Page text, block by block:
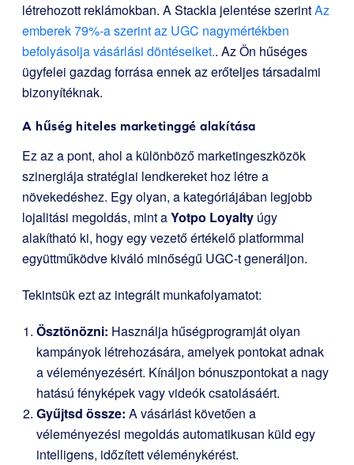
létrehozott reklámokban. A Stackla jelentése szerintAz
emberek 79%-a szerint az UGC nagymértékben
befolyásolja vásárlási döntéseiket.. Az Ön hűséges
ügyfelei gazdag forrása ennek az erőteljes társadalmi
bizonyítéknak.
A hűség hiteles marketinggé alakítása
Ez az a pont, ahol a különböző marketingeszközök
szinergiája stratégiai lendkereket hoz létre a
növekedéshez. Egy olyan, a kategóriájában legjobb
lojalitási megoldás, mint aYotpo Loyalty úgy
alakítható ki, hogy egy vezető értékelő platformmal
együttműködve kiváló minőségű UGC-t generáljon.
Tekintsük ezt az integrált munkafolyamatot:
Ösztönözni: Használja hűségprogramját olyan
kampányok létrehozására, amelyek pontokat adnak
a véleményezésért. Kínáljon bónuszpontokat a nagy
hatású fényképek vagy videók csatolásáért.
Gyűjtsd össze: A vásárlást követően a
véleményezési megoldás automatikusan küld egy
intelligens, időzített véleménykérést.